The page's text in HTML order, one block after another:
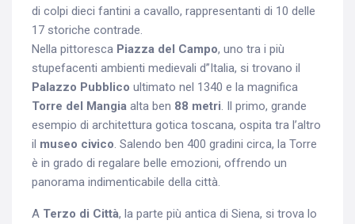
di colpi dieci fantini a cavallo, rappresentanti di 10 delle
17 storiche contrade.
Nella pittoresca Piazza del Campo, uno tra i più
stupefacenti ambienti medievali d”Italia, si trovano il
Palazzo Pubblico ultimato nel 1340 e la magnifica
Torre del Mangia alta ben 88 metri. Il primo, grande
esempio di architettura gotica toscana, ospita tra l’altro
il museo civico. Salendo ben 400 gradini circa, la Torre
è in grado di regalare belle emozioni, offrendo un
panorama indimenticabile della città.
A Terzo di Città, la parte più antica di Siena, si trova lo